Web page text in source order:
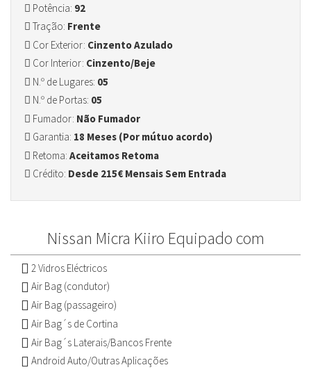
Potência: 92
Tração: Frente
Cor Exterior: Cinzento Azulado
Cor Interior: Cinzento/Beje
N.º de Lugares: 05
N.º de Portas: 05
Fumador: Não Fumador
Garantia: 18 Meses (Por mútuo acordo)
Retoma: Aceitamos Retoma
Crédito: Desde 215€ Mensais Sem Entrada
Nissan Micra Kiiro Equipado com
2 Vidros Eléctricos
Air Bag (condutor)
Air Bag (passageiro)
Air Bag´s de Cortina
Air Bag´s Laterais/Bancos Frente
Android Auto/Outras Aplicações